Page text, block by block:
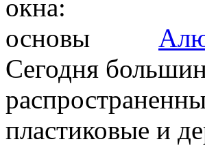
Сегодня
пластиковые и